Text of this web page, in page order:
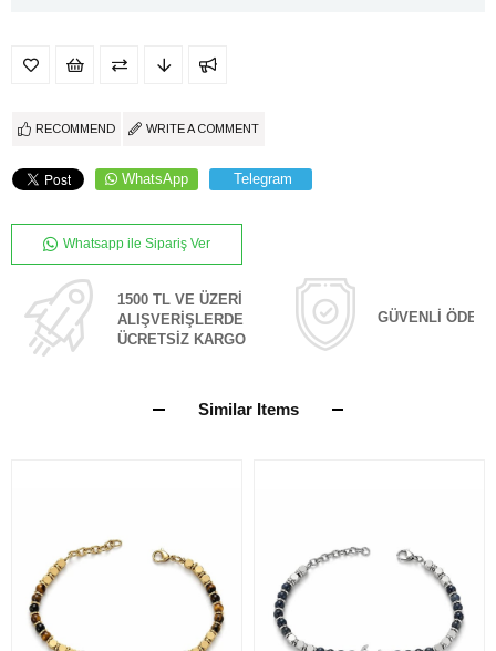
RECOMMEND WRITE A COMMENT
WhatsApp Telegram
Whatsapp ile Sipariş Ver
1500 TL VE ÜZERİ
ALIŞVERİŞLERDE
ÜCRETSİZ KARGO
GÜVENLİ
Similar Items